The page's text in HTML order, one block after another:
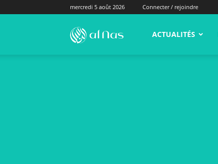
mercredi 5 août 2026 Connecter / rejoindre
alNas.fr ACTUALITÉS